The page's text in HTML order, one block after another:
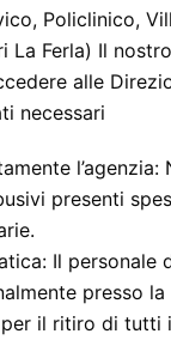
Policlinico,
La Ferla) Il
alle
necessari
l’agenzia:
presenti
Il personale
presso
il ritiro di tutti